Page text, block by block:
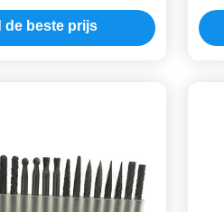
High Speed
de beste prijs